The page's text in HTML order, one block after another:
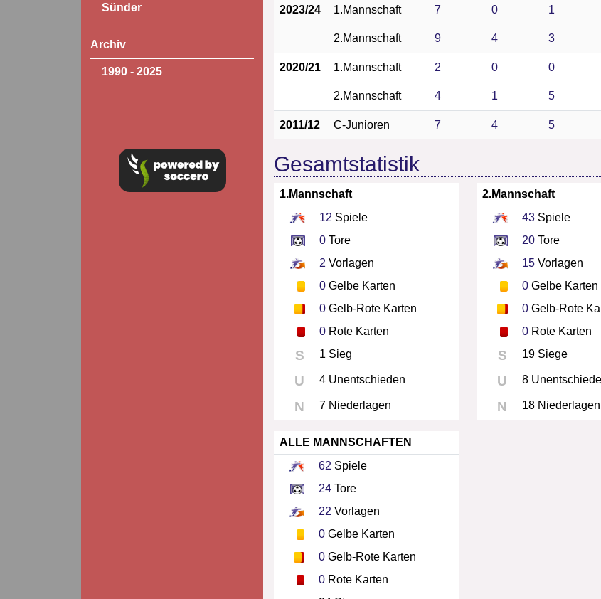
Sünder
Archiv
1990 - 2025
2023/24 1.Mannschaft 7 0 1
2.Mannschaft 9 4 3
2020/21 1.Mannschaft 2 0 0
2.Mannschaft 4 1 5
2011/12 C-Junioren 7 4 5
Gesamtstatistik
1.Mannschaft
12 Spiele
0 Tore
2 Vorlagen
0 Gelbe Karten
0 Gelb-Rote Karten
0 Rote Karten
S 1 Sieg
U 4 Unentschieden
N 7 Niederlagen
2.Mannschaft
43Spiele
20Tore
15Vorlagen
0Gelbe Karten
0Gelb-Rote
0Rote Karten
S 19 Siege
U 8
N 18 Niederlagen
ALLE MANNSCHAFTEN
62 Spiele
24 Tore
22 Vorlagen
0 Gelbe Karten
0 Gelb-Rote Karten
0 Rote Karten